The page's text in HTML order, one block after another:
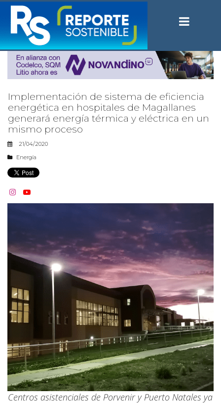
Implementación de sistema de eficiencia
energética en hospitales de Magallanes
generará energía térmica y eléctrica en un
mismo proceso
21/04/2020
Energía
 
Centros asistenciales de Porvenir y Puerto Natales ya